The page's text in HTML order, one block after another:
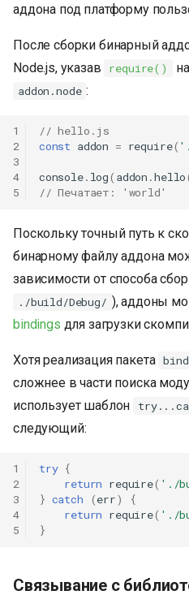
аддона под платформу
После сборки бинарный
Node.js, указав
require()
addon.node :
1
2
3
4
5
// hello.js
const addon = require(
console. log( addon .hello
// Печатает: 'world'
Поскольку точный путь к
бинарному файлу аддона
зависимости от способа
./build/Debug/ ), аддоны
bindings для загрузки
Хотя реализация пакета
сложнее в части поиска
использует шаблон
следующий:
1
2
3
4
5
try {
return require( './
} catch (err)
{
return require( './
}
Связывание с